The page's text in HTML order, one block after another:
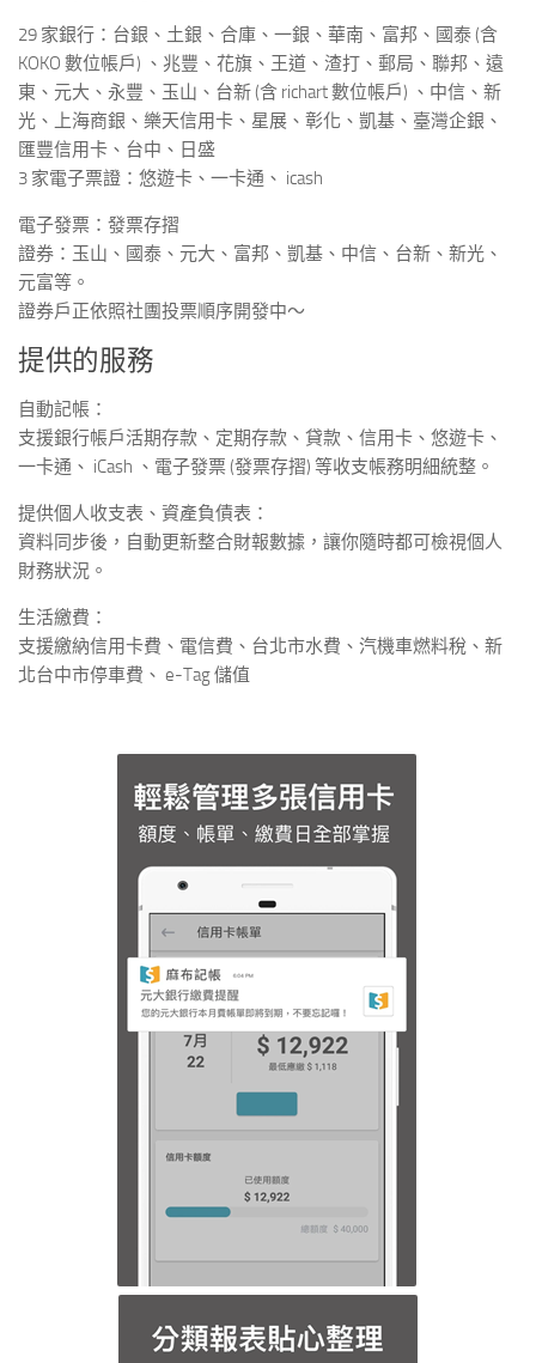
29 家銀行：台銀、土銀、合庫、一銀、華南、富邦、國泰 (含
KOKO 數位帳戶) 、兆豐、花旗、王道、渣打、郵局、聯邦、遠
東、元大、永豐、玉山、台新 (含 richart 數位帳戶) 、中信、新
光、上海商銀、樂天信用卡、星展、彰化、凱基、臺灣企銀、
匯豐信用卡、台中、日盛
3 家電子票證：悠遊卡、一卡通、 icash
電子發票：發票存摺
證券：玉山、國泰、元大、富邦、凱基、中信、台新、新光、
元富等。
證券戶正依照社團投票順序開發中～
提供的服務
自動記帳：
支援銀行帳戶活期存款、定期存款、貸款、信用卡、悠遊卡、
一卡通、 iCash 、電子發票 (發票存摺) 等收支帳務明細統整。
提供個人收支表、資產負債表：
資料同步後，自動更新整合財報數據，讓你隨時都可檢視個人
財務狀況。
生活繳費：
支援繳納信用卡費、電信費、台北市水費、汽機車燃料稅、新
北台中市停車費、 e-Tag 儲值